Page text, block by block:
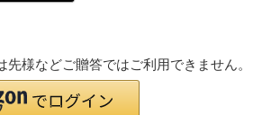
先様などご贈答ではご利用できません。